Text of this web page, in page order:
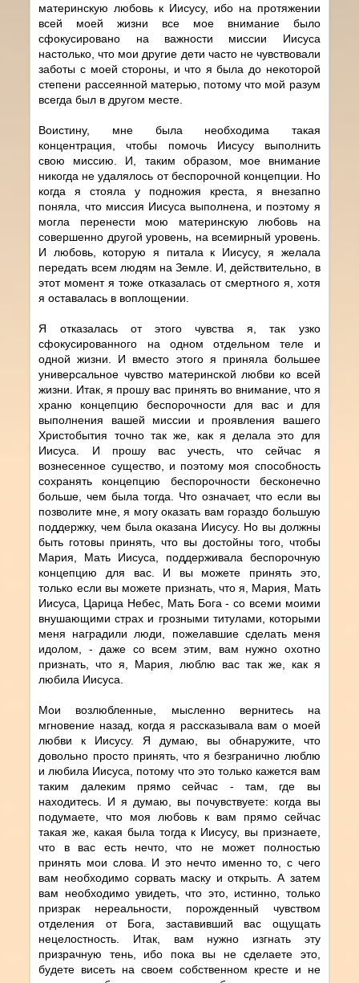
материнскую любовь к Иисусу, ибо на протяжении
всей моей жизни все мое внимание было
сфокусировано на важности миссии Иисуса
настолько, что мои другие дети часто не чувствовали
заботы с моей стороны, и что я была до некоторой
степени рассеянной матерью, потому что мой разум
всегда был в другом месте.
Воистину, мне была необходима такая
концентрация, чтобы помочь Иисусу выполнить
свою миссию. И, таким образом, мое внимание
никогда не удалялось от беспорочной концепции. Но
когда я стояла у подножия креста, я внезапно
поняла, что миссия Иисуса выполнена, и поэтому я
могла перенести мою материнскую любовь на
совершенно другой уровень, на всемирный уровень.
И любовь, которую я питала к Иисусу, я желала
передать всем людям на Земле. И, действительно, в
этот момент я тоже отказалась от смертного я, хотя
я оставалась в воплощении.
Я отказалась от этого чувства я, так узко
сфокусированного на одном отдельном теле и
одной жизни. И вместо этого я приняла большее
универсальное чувство материнской любви ко всей
жизни. Итак, я прошу вас принять во внимание, что я
храню концепцию беспорочности для вас и для
выполнения вашей миссии и проявления вашего
Христобытия точно так же, как я делала это для
Иисуса. И прошу вас учесть, что сейчас я
вознесенное существо, и поэтому моя способность
сохранять концепцию беспорочности бесконечно
больше, чем была тогда. Что означает, что если вы
позволите мне, я могу оказать вам гораздо большую
поддержку, чем была оказана Иисусу. Но вы должны
быть готовы принять, что вы достойны того, чтобы
Мария, Мать Иисуса, поддерживала беспорочную
концепцию для вас. И вы можете принять это,
только если вы можете признать, что я, Мария, Мать
Иисуса, Царица Небес, Мать Бога - со всеми моими
внушающими страх и грозными титулами, которыми
меня наградили люди, пожелавшие сделать меня
идолом, - даже со всем этим, вам нужно охотно
признать, что я, Мария, люблю вас так же, как я
любила Иисуса.
Мои возлюбленные, мысленно вернитесь на
мгновение назад, когда я рассказывала вам о моей
любви к Иисусу. Я думаю, вы обнаружите, что
довольно просто принять, что я безгранично люблю
и любила Иисуса, потому что это только кажется вам
таким далеким прямо сейчас - там, где вы
находитесь. И я думаю, вы почувствуете: когда вы
подумаете, что моя любовь к вам прямо сейчас
такая же, какая была тогда к Иисусу, вы признаете,
что в вас есть нечто, что не может полностью
принять мои слова. И это нечто именно то, с чего
вам необходимо сорвать маску и открыть. А затем
вам необходимо увидеть, что это, истинно, только
призрак нереальности, порожденный чувством
отделения от Бога, заставивший вас ощущать
нецелостность. Итак, вам нужно изгнать эту
призрачную тень, ибо пока вы не сделаете это,
будете висеть на своем собственном кресте и не